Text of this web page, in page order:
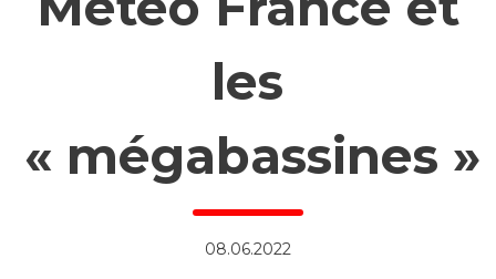
les
« mégabassines »
08.06.2022